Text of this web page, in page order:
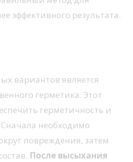
эффективного результата.
вариантов является
герметика. Этот
герметичность и
необходимо
повреждения, затем
После высыхания